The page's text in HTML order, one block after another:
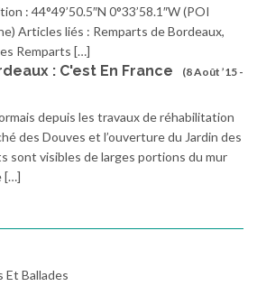
: 44°49’50.5″N 0°33’58.1″W (POI
Articles liés : Remparts de Bordeaux,
Remparts […]
: C'est En France
(8 Août ’15 -
depuis les travaux de réhabilitation
des Douves et l’ouverture du Jardin des
sont visibles de larges portions du mur
[…]
Et Ballades